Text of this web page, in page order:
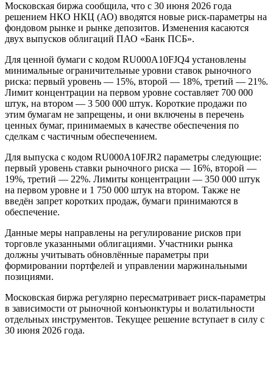
Московская биржа сообщила, что с 30 июня 2026 года
решением НКО НКЦ (АО) вводятся новые риск-параметры на
фондовом рынке и рынке депозитов. Изменения касаются
двух выпусков облигаций ПАО «Банк ПСБ».
Для ценной бумаги с кодом RU000A10FJQ4 установлены
минимальные ограничительные уровни ставок рыночного
риска: первый уровень — 15%, второй — 18%, третий — 21%.
Лимит концентрации на первом уровне составляет 700 000
штук, на втором — 3 500 000 штук. Короткие продажи по
этим бумагам не запрещены, и они включены в перечень
ценных бумаг, принимаемых в качестве обеспечения по
сделкам с частичным обеспечением.
Для выпуска с кодом RU000A10FJR2 параметры следующие:
первый уровень ставки рыночного риска — 16%, второй —
19%, третий — 22%. Лимиты концентрации — 350 000 штук
на первом уровне и 1 750 000 штук на втором. Также не
введён запрет коротких продаж, бумаги принимаются в
обеспечение.
Данные меры направлены на регулирование рисков при
торговле указанными облигациями. Участники рынка
должны учитывать обновлённые параметры при
формировании портфелей и управлении маржинальными
позициями.
Московская биржа регулярно пересматривает риск-параметры
в зависимости от рыночной конъюнктуры и волатильности
отдельных инструментов. Текущее решение вступает в силу с
30 июня 2026 года.